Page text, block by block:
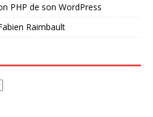
PHP de son WordPress
Raimbault